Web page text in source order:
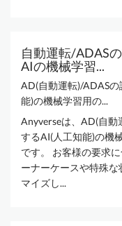
自動運転/ADAS
AIの機械学習...
AD(自動運転)/ADAS
能)の機械学習用の...
Anyverseは、AD(自動
するAI(人工知能)の機
です。 お客様の要求
ーナーケースや特殊
マイズし...